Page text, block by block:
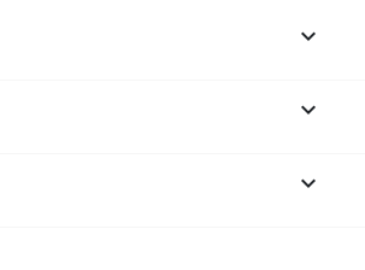


